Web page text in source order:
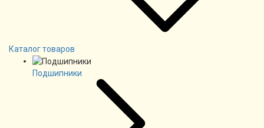
Каталог товаров
Подшипники